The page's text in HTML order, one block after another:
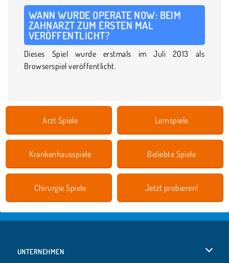
WANN WURDE OPERATE NOW: BEIM
ZAHNARZT ZUM ERSTEN MAL
VERÖFFENTLICHT?
Dieses Spiel wurde erstmals im Juli 2013 als
Browserspiel veröffentlicht.
Arzt Spiele Lernspiele
Krankenhausspiele Beliebte Spiele
Chirurgie Spiele Jetzt probieren!
UNTERNEHMEN